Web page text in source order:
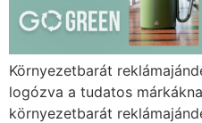
Környezetbarát
logózva a tudatos
környezetbarát